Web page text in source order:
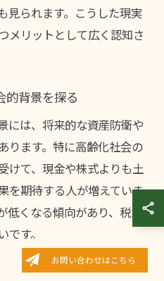
見られます。こうした現実
メリットとして広く認知さ
的背景を探る
には、将来的な資産防衛や
ります。特に高齢化社会の
けて、現金や株式よりも土
を期待する人が増えていま
くなる傾向があり、税負
す。
勝ち組」といった資産観が
お問い合わせはこちら